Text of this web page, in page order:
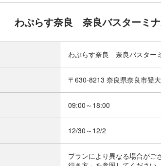
わぷらす奈良 奈良バスターミ
わぷらす奈良 奈良バスター
〒630-8213 奈良県奈良市登
09:00～18:00
12/30～12/2
プランにより異なる場合がご